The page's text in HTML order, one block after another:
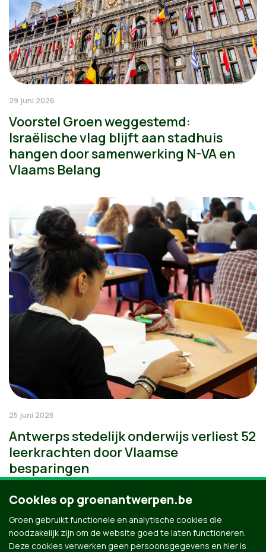
29 juni 2026
Voorstel Groen weggestemd:
Israëlische vlag blijft aan stadhuis
hangen door samenwerking N-VA en
Vlaams Belang
25 juni 2026
Antwerps stedelijk onderwijs verliest 52
leerkrachten door Vlaamse
besparingen
Cookies op groenantwerpen.be
Groen gebruikt functionele en analytische cookies die
noodzakelijk zijn om de website goed te laten functioneren.
Deze cookies verwerken geen persoonsgegevens en hier is